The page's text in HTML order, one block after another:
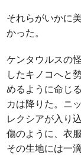
それらがいかに
かった。
ケンタウルスの
したキノコへと
めるように命じ
カは降りた。ニ
レクシアが入り
傷のように、衣
その生地には一